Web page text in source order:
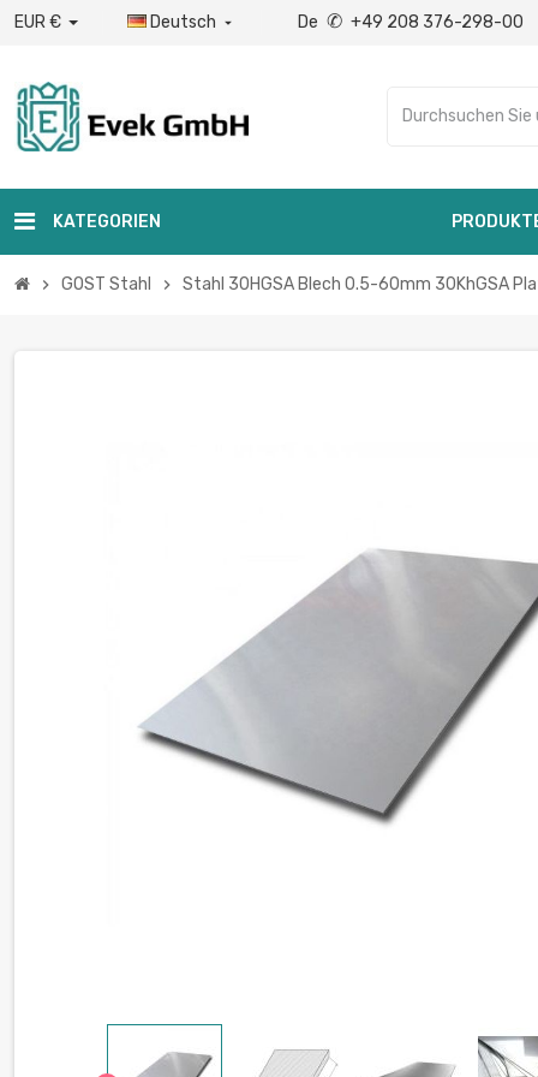
EUR € Deutsch  De ✆ +49 208 376-298-00
KATEGORIEN
chevron_right GOST Stahl chevron_right Stahl 30HGSA Blech 0.5-60mm 30KhGSA